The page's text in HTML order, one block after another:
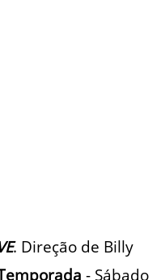
. Direção de Billy
- Sábado